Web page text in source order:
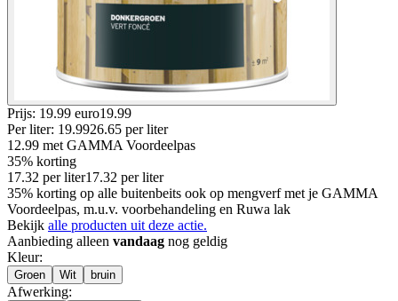
Prijs: 19.99 euro19.99
Per liter: 19.9926.65 per liter
12.99 met GAMMA Voordeelpas
35% korting
17.32 per liter17.32 per liter
35% korting op alle buitenbeits ook op mengverf met je GAMMA
Voordeelpas, m.u.v. voorbehandeling en Ruwa lak
Bekijk alle producten uit deze actie.
Aanbieding alleen vandaag nog geldig
Kleur:
Groen Wit bruin
Afwerking: